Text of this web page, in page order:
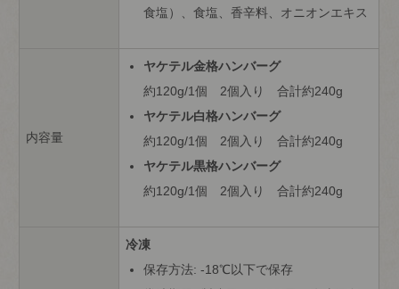
食塩）、食塩、香辛料、オニオンエキス
内容量
ヤケテル金格ハンバーグ
約120g/1個 2個入り 合計約240g
ヤケテル白格ハンバーグ
約120g/1個 2個入り 合計約240g
ヤケテル黒格ハンバーグ
約120g/1個 2個入り 合計約240g
冷凍
保存方法: -18℃以下で保存